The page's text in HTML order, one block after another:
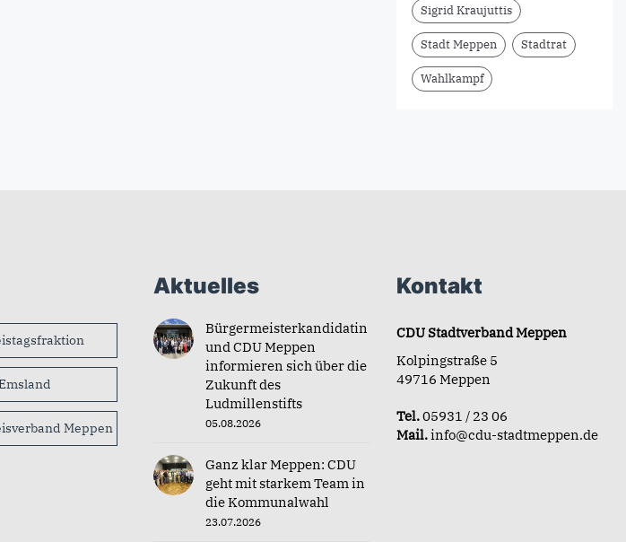
Sigrid Kraujuttis
Stadt Meppen Stadtrat
Wahlkampf
Meppen
Aktuelles
Bürgermeisterkandidatin
und CDU Meppen
informieren sich über die
Zukunft des
Ludmillenstifts
05.08.2026
Ganz klar Meppen: CDU
geht mit starkem Team in
die Kommunalwahl
23.07.2026
Kontakt
CDU Stadtverband Meppen
Kolpingstraße 5
49716 Meppen
Tel.05931 / 23 06
Mail.info@cdu-stadtmeppen.de